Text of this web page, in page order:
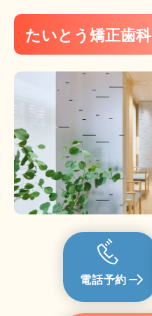
たいとう矯正歯科
電話予約